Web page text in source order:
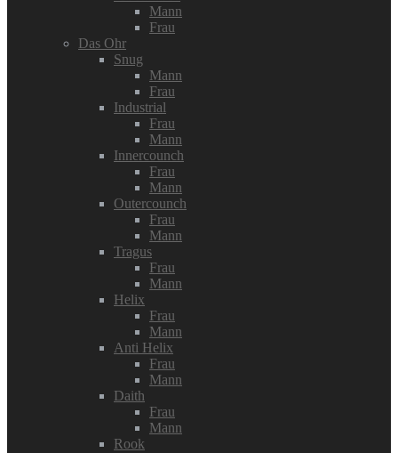
Mann
Frau
Das Ohr
Snug
Mann
Frau
Industrial
Frau
Mann
Innercounch
Frau
Mann
Outercounch
Frau
Mann
Tragus
Frau
Mann
Helix
Frau
Mann
Anti Helix
Frau
Mann
Daith
Frau
Mann
Rook